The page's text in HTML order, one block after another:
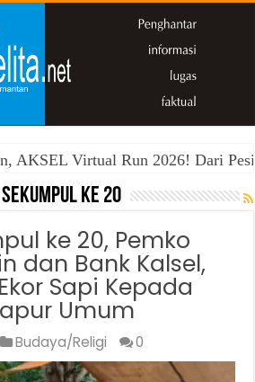
AKSEL Virtual Run 2026! Dari
ke 20
ke 20, Pemko
dan Bank Kalsel,
Sapi Kepada
Umum
Budaya/Religi 0